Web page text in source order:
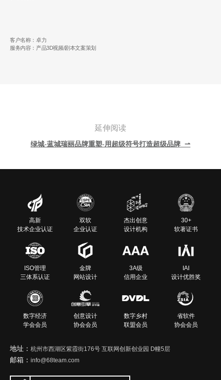
客户名称：卓力
服务内容：产品3D视频/剧本文案策划
延伸阅读
绿城-蓝城瑞丽品牌重塑-用超级符号打造超级品牌 ⇀
高新
技术企业认证
双软
企业认证
杰出创意
设计机构
30+
软著证书
ISO管理
三体系认证
金牌
网站设计
3A级
信用企业
IAI
设计优胜奖
数字经济
学会会员
创意设计
协会会员
数字乡村
联盟会员
省软件
协会会员
地址： 杭州市西湖区紫霞街176号 互联网创新创业园 D幢5层
邮箱： info@68team.com